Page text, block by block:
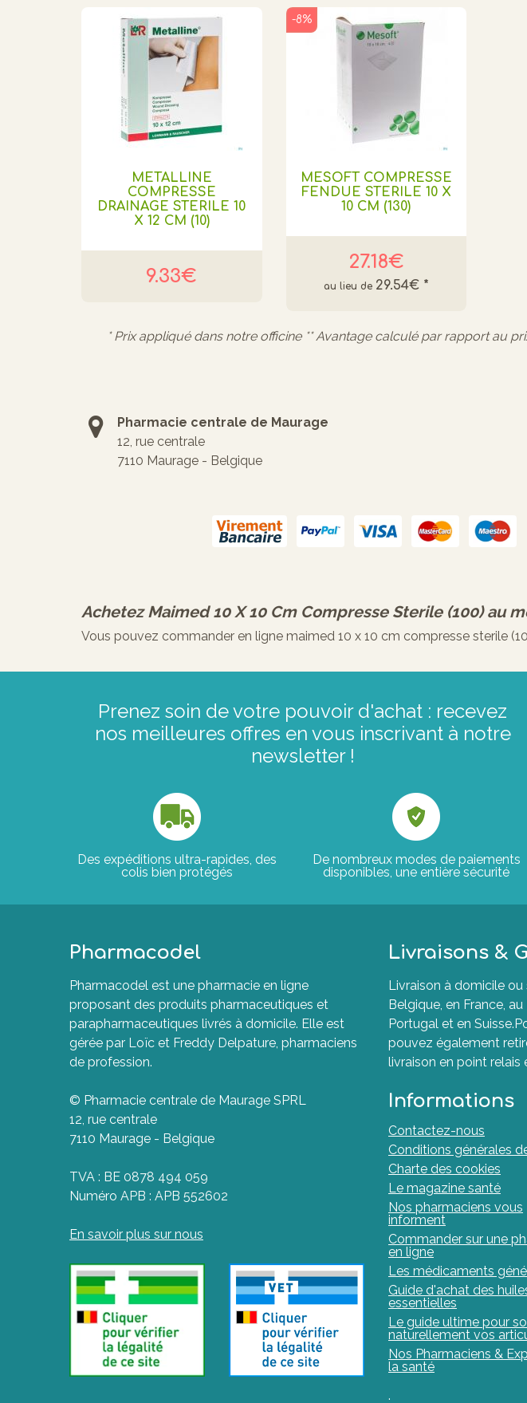
METALLINE
COMPRESSE
DRAINAGE STERILE 10
X 12 CM (10)
9.33€
MESOFT COMPRESSE
FENDUE STERILE 10 X
10 CM (130)
27.18€
-8%
29.54€ *
* Prix appliqué dans notre officine ** Avantage calculé par rapport au
Pharmacie centrale de Maurage
12, rue centrale
7110 Maurage - Belgique
AchetezMaimed 10 X 10 Cm Compresse Sterile (100)au
Vous pouvez commander en ligne maimed 10 x 10 cm compresse sterile
Prenez soin de votre pouvoir d'achat : recevez
nos meilleures offres en vous inscrivant à notre
newsletter !
Des expéditions ultra-rapides, des
colis bien protégés
De nombreux modes de paiements
disponibles, une entière sécurité
Pharmacodel
Pharmacodel est une pharmacie en ligne
proposant des produits pharmaceutiques et
parapharmaceutiques livrés à domicile. Elle est
gérée par Loïc et Freddy Delpature, pharmaciens
de profession.
© Pharmacie centrale de Maurage SPRL
12, rue centrale
7110 Maurage - Belgique
TVA : BE 0878 494 059
Numéro APB : APB 552602
En savoir plus sur nous
Livraisons &
Livraison à domicile
Belgique, en France,
Portugal et en
pouvez également
livraison en point relais
Informations
Contactez-nous
Conditions générales
Charte des cookies
Le magazine santé
Nos pharmaciens vous
informent
Commander sur une
en ligne
Les médicaments
Guide d'achat des
essentielles
Le guide ultime pour
naturellement vos
Nos Pharmaciens &
la santé
.